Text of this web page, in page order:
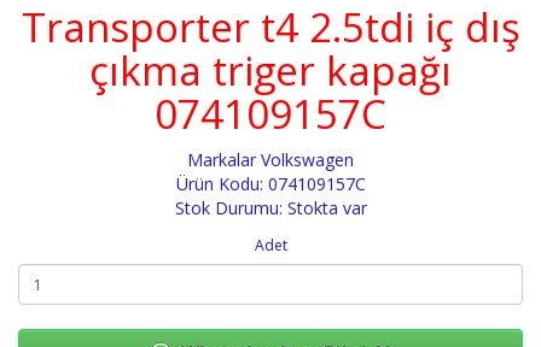
Transporter t4 2.5tdi iç dış
çıkma triger kapağı
074109157C
Markalar Volkswagen
Ürün Kodu: 074109157C
Stok Durumu: Stokta var
Adet